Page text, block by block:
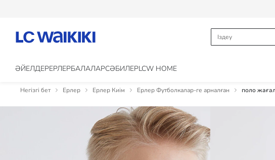
ӘЙЕЛДЕРЕРЛЕРБАЛАЛАРCӘБИЛЕРLCW HOME
Негізгі бет Ерлер Ерлер Киім Ерлер Футболкалар-ге арналған поло